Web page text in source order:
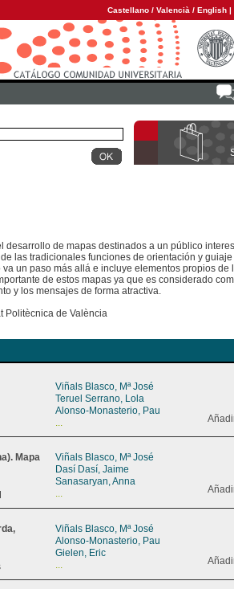
Castellano / Valencià / English |
de mapas destinados a un público
las tradicionales funciones de orientación y
un paso más allá e incluye elementos propios de
de estos mapas ya que es considerado
y los mensajes de forma atractiva.
Politècnica de València
Viñals Blasco, Mª José
Teruel Serrano, Lola
Alonso-Monasterio, Pau
...
Mapa
Viñals Blasco, Mª José
Dasí Dasí, Jaime
Sanasaryan, Anna
...
Viñals Blasco, Mª José
Alonso-Monasterio, Pau
Gielen, Eric
...